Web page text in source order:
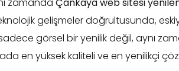
gelişmeler doğrultusunda,
görsel bir yenilik değil, aynı
en yüksek kaliteli ve en yenilikçi